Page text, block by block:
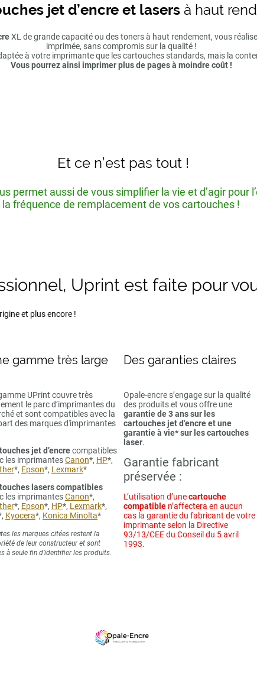
jet d’encre et lasersà haut
XL de grande capacité ou des toners à haut rendement, vous
imprimée, sans compromis sur la qualité !
à votre imprimante que les cartouches standards, mais la
Vous pourrez ainsi imprimer plus de pages à moindre coût !
Et ce n’est pas tout !
permet aussi de vous simplifier la vie et d’agir pour
la fréquence de remplacement de vos cartouches !
Uprint est faite pour
et plus encore !
gamme très large
UPrint couvre très
le parc d’imprimantes du
et sont compatibles avec la
des marques d'imprimantes
jet d’encrecompatibles
les imprimantesCanon*, HP*,
*, Epson*, Lexmark*
lasers compatibles
les imprimantesCanon*,
*, Epson*, HP*, Lexmark*,
Kyocera*, Konica Minolta*
les marques citées restent la
de leur constructeur et sont
à seule fin d’identifier les produits.
Des garanties claires
Opale-encre s’engage sur la qualité
des produits et vous offre une
garantie de 3 ans sur les
cartouches jet d'encre et une
garantie à vie* sur les cartouches
laser.
Garantie fabricant
préservée :
L’utilisation d’unecartouche
compatible n’affectera en aucun
cas la garantie du fabricant de votre
imprimante selon la Directive
93/13/CEE du Conseil du 5 avril
1993.